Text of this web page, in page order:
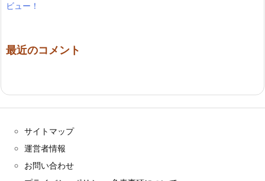
ビュー！
最近のコメント
サイトマップ
運営者情報
お問い合わせ